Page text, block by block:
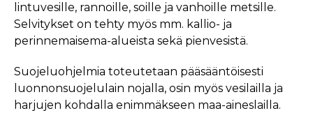
lintuvesille, rannoille, soille ja vanhoille metsille.
Selvitykset on tehty myös mm. kallio- ja
perinnemaisema-alueista sekä pienvesistä.
Suojeluohjelmia toteutetaan pääsääntöisesti
luonnonsuojelulain nojalla, osin myös vesilailla ja
harjujen kohdalla enimmäkseen maa-aineslailla.